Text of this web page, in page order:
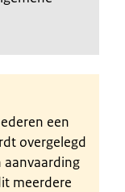
een
overgelegd
aanvaarding
meerdere